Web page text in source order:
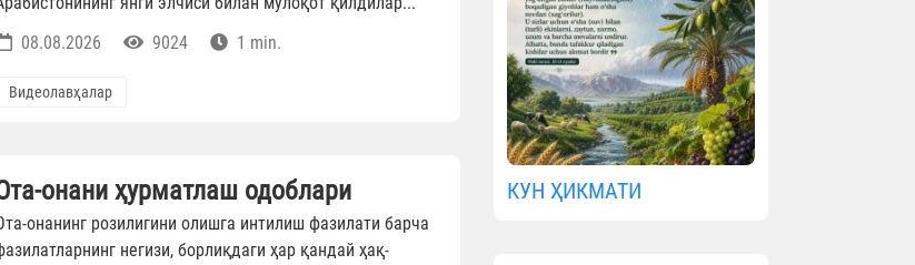
08.08.2026
9024 1 min.
Видеолавҳалар
онани ҳурматлаш одоблари
онанинг розилигини олишга интилиш фазилати барча
негизи, борлиқдаги ҳар қандай ҳақ-
КУН ҲИКМАТИ